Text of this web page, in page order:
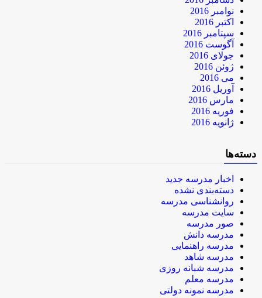
نوامبر 2016
اکتبر 2016
سپتامبر 2016
آگوست 2016
جولای 2016
ژوئن 2016
می 2016
آوریل 2016
مارس 2016
فوریه 2016
ژانویه 2016
دسته‌ها
اخبار مدرسه جدید
دسته‌بندی نشده
روانشناسی مدرسه
سایت مدرسه
صور مدرسه
مدرسه دانش
مدرسه راهنمایی
مدرسه شاهد
مدرسه شبانه روزی
مدرسه معلم
مدرسه نمونه دولتی